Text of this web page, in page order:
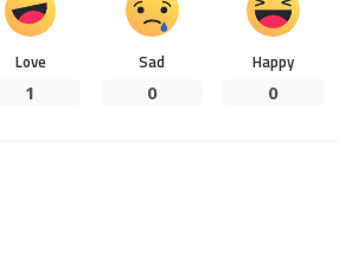
Love
1
Sad
0
Happy
0